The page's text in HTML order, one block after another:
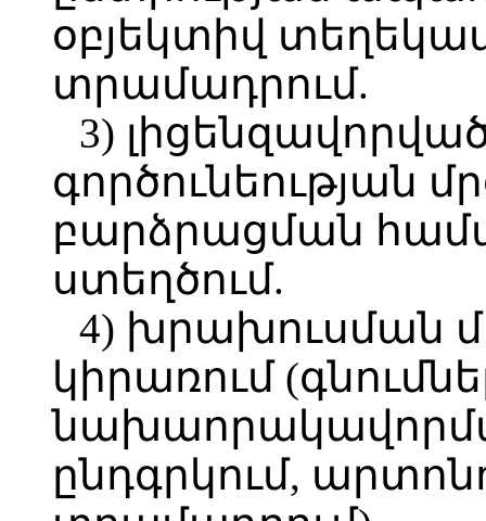
օբյեկտիվ
տրամադրում.
3)
գործունեության
բարձրացման
ստեղծում.
4) խրախուսման
կիրառում
ընդգրկում,